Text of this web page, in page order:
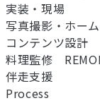
実装・現場
写真撮影・ホー
コンテンツ設計
料理監修
伴走支援
Process